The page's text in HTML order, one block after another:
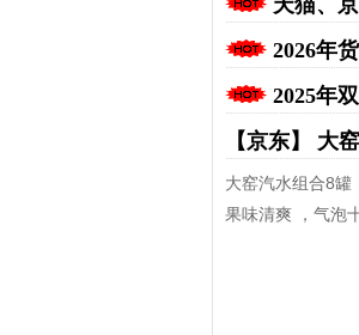
天猫、
2026年
2025年
【京东】 大
大窑汽水组合8罐
果味清爽 ，气泡